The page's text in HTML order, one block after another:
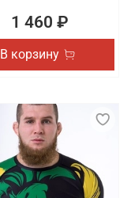
1 460 ₽
В корзину